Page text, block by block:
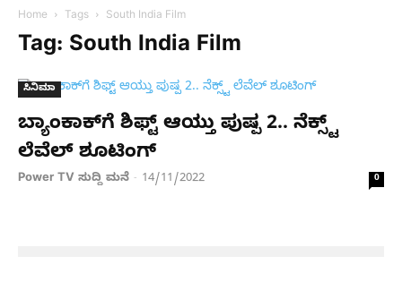
Home Tags South India Film
Tag: South India Film
ಸಿನಿಮಾ
ಬ್ಯಾಂಕಾಕ್​​​ಗೆ ಶಿಫ್ಟ್ ಆಯ್ತು ಪುಷ್ಪ 2.. ನೆಕ್ಸ್ಟ್
ಲೆವೆಲ್ ಶೂಟಿಂಗ್
Power TV ಸುದ್ದಿ ಮನೆ - 14/11/2022 0